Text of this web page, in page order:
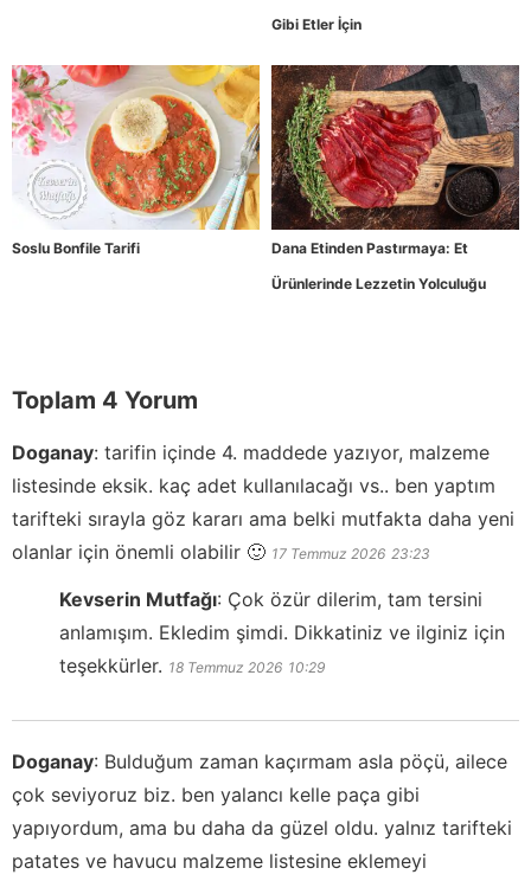
Gibi Etler İçin
Soslu Bonfile Tarifi
Dana Etinden Pastırmaya: Et
Ürünlerinde Lezzetin Yolculuğu
Toplam 4 Yorum
Doganay: tarifin içinde 4. maddede yazıyor, malzeme
listesinde eksik. kaç adet kullanılacağı vs.. ben yaptım
tarifteki sırayla göz kararı ama belki mutfakta daha yeni
olanlar için önemli olabilir 🙂 17 Temmuz 2026 23:23
Kevserin Mutfağı: Çok özür dilerim, tam tersini
anlamışım. Ekledim şimdi. Dikkatiniz ve ilginiz için
teşekkürler. 18 Temmuz 2026 10:29
Doganay: Bulduğum zaman kaçırmam asla pöçü, ailece
çok seviyoruz biz. ben yalancı kelle paça gibi
yapıyordum, ama bu daha da güzel oldu. yalnız tarifteki
patates ve havucu malzeme listesine eklemeyi